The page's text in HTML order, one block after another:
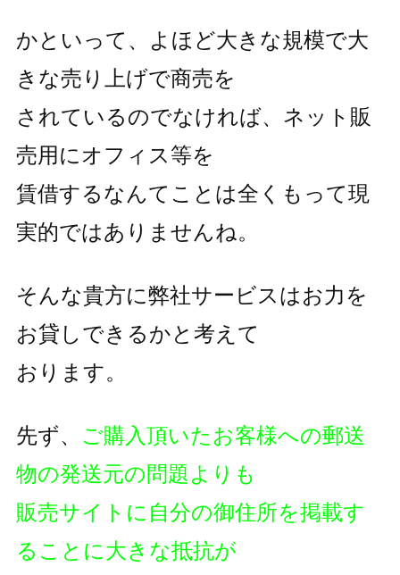
かといって、よほど大きな規模で大
きな売り上げで商売を
されているのでなければ、ネット販
売用にオフィス等を
賃借するなんてことは全くもって現
実的ではありませんね。
そんな貴方に弊社サービスはお力を
お貸しできるかと考えて
おります。
先ず、 ご購入頂いたお客様への郵送
物の発送元の問題よりも
販売サイトに自分の御住所を掲載す
ることに大きな抵抗が